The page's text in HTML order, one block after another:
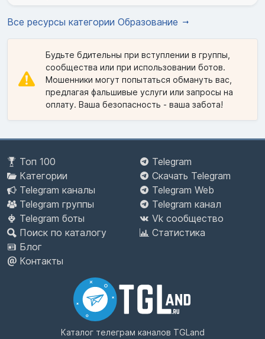
Все ресурсы категории Образование
Будьте бдительны при вступлении в группы,
сообщества или при использовании ботов.
Мошенники могут попытаться обмануть вас,
предлагая фальшивые услуги или запросы на
оплату. Ваша безопасность - ваша забота!
Топ 100
Категории
Telegram каналы
Telegram группы
Telegram боты
Поиск по каталогу
Блог
Контакты
Telegram
Скачать Telegram
Telegram Web
Telegram канал
Vk сообщество
Статистика
Каталог телеграм каналов TGLand